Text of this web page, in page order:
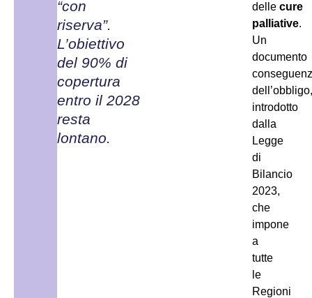
“con
riserva”.
L’obiettivo
del 90% di
copertura
entro il 2028
resta
lontano.
delle cure
palliative.
Un
documento
dell’obbligo,
introdotto
dalla
Legge
di
Bilancio
2023,
che
impone
a
tutte
le
Regioni